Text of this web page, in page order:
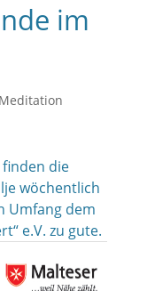
im
Meditation
die
wöchentlich
Umfang dem
e.V. zu gute.